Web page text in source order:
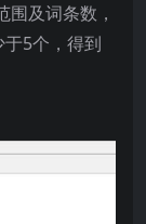
及词条数，
5个，得到